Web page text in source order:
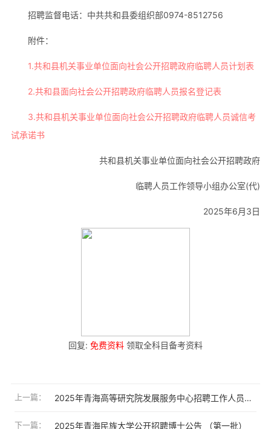
招聘监督电话：中共共和县委组织部0974-8512756
附件：
1.共和县机关事业单位面向社会公开招聘政府临聘人员计划表
2.共和县面向社会公开招聘政府临聘人员报名登记表
3.共和县机关事业单位面向社会公开招聘政府临聘人员诚信考
试承诺书
共和县机关事业单位面向社会公开招聘政府
临聘人员工作领导小组办公室(代)
2025年6月3日
回复: 免费资料 领取全科目备考资料
上一篇： 2025年青海高等研究院发展服务中心招聘工作人员6人公告
下一篇： 2025年青海民族大学公开招聘博士公告 （第一批）